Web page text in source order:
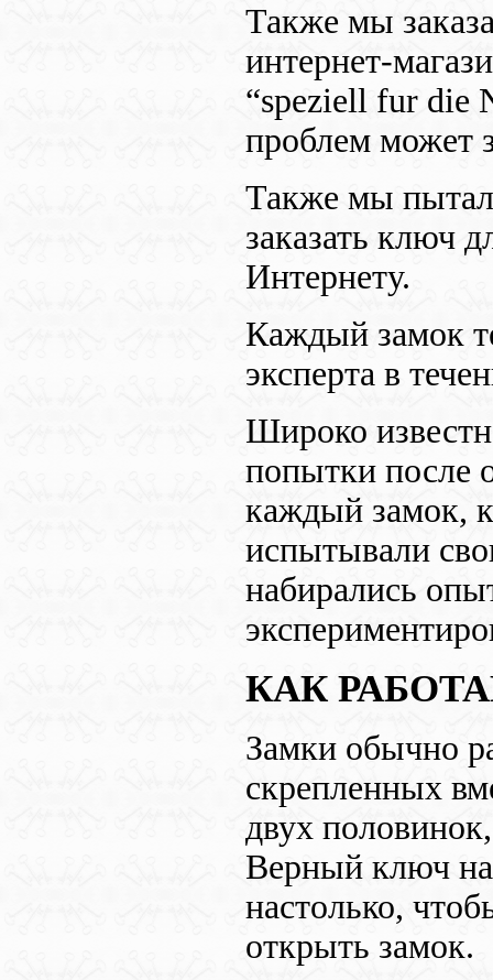
Также мы
интернет-
“speziell fur die
проблем может
Также мы
заказать ключ
Интернету.
Каждый замок
эксперта в
Широко
попытки после
каждый замок,
испытывали
набирались
КАК
Замки обычно
скрепленных
двух
Верный ключ
настолько,
открыть замок.